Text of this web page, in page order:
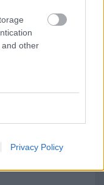
other
Privacy Policy
Billie
Bruce